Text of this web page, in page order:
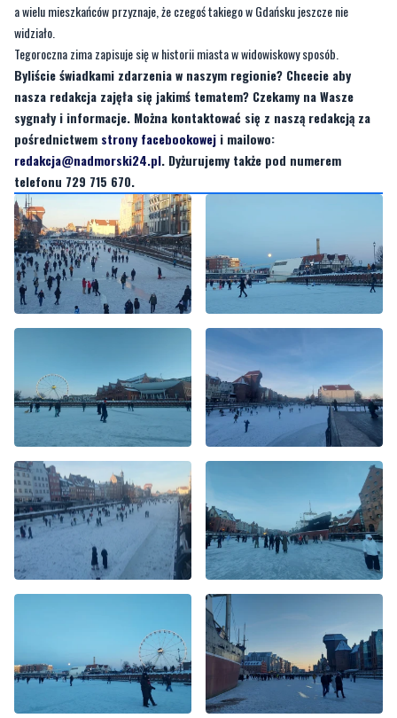
Byliście świadkami zdarzenia w naszym regionie? Chcecie aby
nasza redakcja zajęła się jakimś tematem? Czekamy na Wasze
sygnały i informacje. Można kontaktować się z naszą redakcją za
pośrednictwemstrony facebookoweji mailowo:
redakcja@nadmorski24.pl. Dyżurujemy także pod numerem
telefonu 729 715 670.